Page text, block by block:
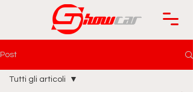
Post
Tutti gli articoli